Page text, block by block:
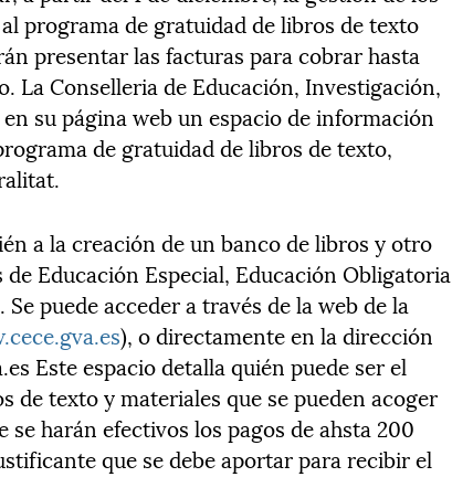
programa de gratuidad de libros de texto
presentar las facturas para cobrar hasta
La Conselleria de Educación, Investigación,
su página web un espacio de información
de gratuidad de libros de texto,
a la creación de un banco de libros y otro
Educación Especial, Educación Obligatoria
puede acceder a través de la web de la
), o directamente en la dirección
Este espacio detalla quién puede ser el
de texto y materiales que se pueden acoger
se harán efectivos los pagos de ahsta 200
que se debe aportar para recibir el